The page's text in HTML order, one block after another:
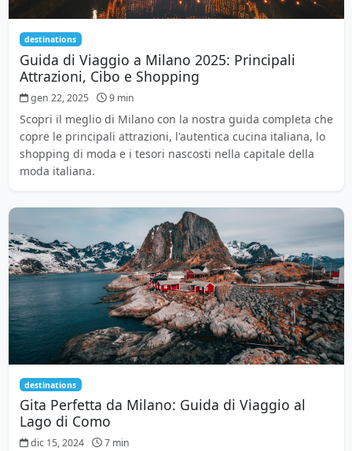
destinations
Guida di Viaggio a Milano 2025: Principali
Attrazioni, Cibo e Shopping
gen 22, 2025 9 min
Scopri il meglio di Milano con la nostra guida completa che
copre le principali attrazioni, l'autentica cucina italiana, lo
shopping di moda e i tesori nascosti nella capitale della
moda italiana.
destinations
Gita Perfetta da Milano: Guida di Viaggio al
Lago di Como
dic 15, 2024 7 min